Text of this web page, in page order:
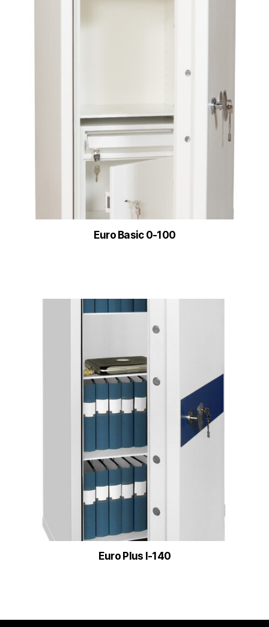
Euro Basic 0-100
Euro Plus I-140